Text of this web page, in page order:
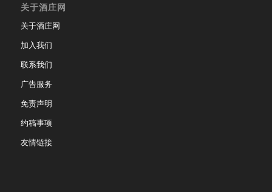
关于酒庄网
关于酒庄网
加入我们
联系我们
广告服务
免责声明
约稿事项
友情链接